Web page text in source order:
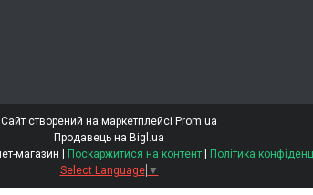
Сайт створений на маркетплейсі Prom.ua
Продавець на Bigl.ua
"Світ Краси 2Salon" Інтернет-магазин | Поскаржитися на контент | Політика
Select Language ▼